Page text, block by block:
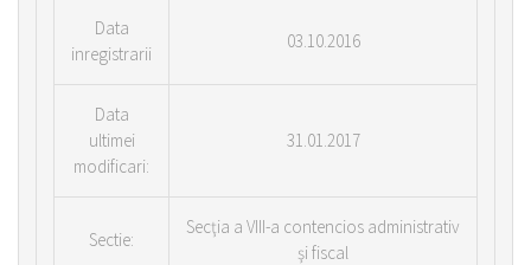
Data
inregistrarii
03.10.2016
Data
ultimei
modificari:
31.01.2017
Sectie:
Secţia a VIII-a contencios administrativ
şi fiscal